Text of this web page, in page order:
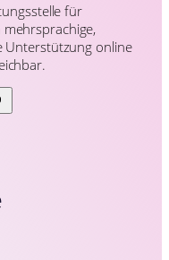
für
Unterstützung online